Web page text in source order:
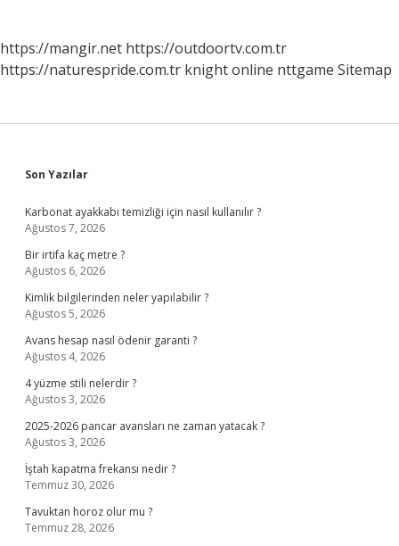
https://mangir.net https://outdoortv.com.tr
https://naturespride.com.tr knight online nttgame Sitemap
Sidebar
Son Yazılar
Karbonat ayakkabı temizliği için nasıl kullanılır ?
Ağustos 7, 2026
Bir irtifa kaç metre ?
Ağustos 6, 2026
Kimlik bilgilerinden neler yapılabilir ?
Ağustos 5, 2026
Avans hesap nasıl ödenir garanti ?
Ağustos 4, 2026
4 yüzme stili nelerdir ?
Ağustos 3, 2026
2025-2026 pancar avansları ne zaman yatacak ?
Ağustos 3, 2026
İştah kapatma frekansı nedir ?
Temmuz 30, 2026
Tavuktan horoz olur mu ?
Temmuz 28, 2026